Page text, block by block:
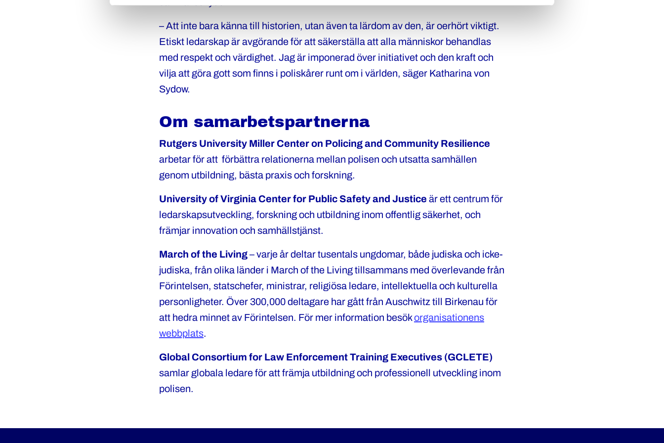
– Att inte bara känna till historien, utan även ta lärdom av den, är oerhört viktigt.
Etiskt ledarskap är avgörande för att säkerställa att alla människor behandlas
med respekt och värdighet. Jag är imponerad över initiativet och den kraft och
vilja att göra gott som finns i poliskårer runt om i världen, säger Katharina von
Sydow.
Om samarbetspartnerna
Rutgers University Miller Center on Policing and Community Resilience
arbetar för att förbättra relationerna mellan polisen och utsatta samhällen
genom utbildning, bästa praxis och forskning.
University of Virginia Center for Public Safety and Justice är ett centrum för
ledarskapsutveckling, forskning och utbildning inom offentlig säkerhet, och
främjar innovation och samhällstjänst.
March of the Living– varje år deltar tusentals ungdomar, både judiska och icke-
judiska, från olika länder i March of the Living tillsammans med överlevande från
Förintelsen, statschefer, ministrar, religiösa ledare, intellektuella och kulturella
personligheter. Över 300,000 deltagare har gått från Auschwitz till Birkenau för
att hedra minnet av Förintelsen. För mer information besökorganisationens
webbplats.
Global Consortium for Law Enforcement Training Executives (GCLETE)
samlar globala ledare för att främja utbildning och professionell utveckling inom
polisen.